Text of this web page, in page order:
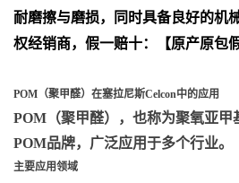
耐磨擦与磨损，同时具备良好的机
权经销商，假一赔十：【原产原包
POM（聚甲醛）在塞拉尼斯Celcon中的应用
POM（聚甲醛）
，也称为聚氧亚甲
POM品牌，广泛应用于多个行业。
主要应用领域